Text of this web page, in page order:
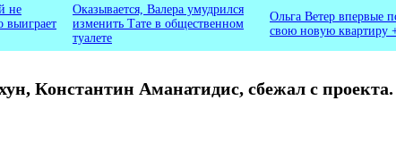
Константин Аманатидис, сбежал с проекта.
не
выиграет
Оказывается, Валера умудрился
изменить Тате в общественном
туалете
Ольга Ветер впервые
свою новую квартиру